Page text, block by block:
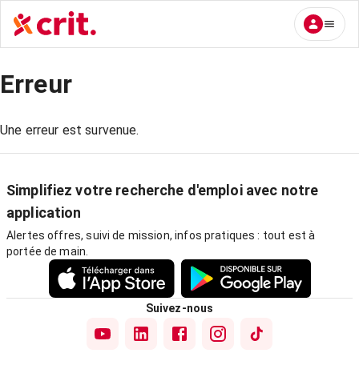
Erreur
Une erreur est survenue.
Simplifiez votre recherche d'emploi avec notre
application
Alertes offres, suivi de mission, infos pratiques : tout est à
portée de main.
Suivez-nous